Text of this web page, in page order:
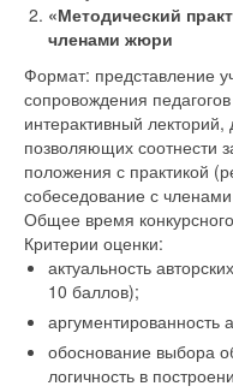
«Методический
членами жюри
Формат: представление
сопровождения
интерактивный
позволяющих соотнести
положения с практикой
собеседование с
Общее время
Критерии оценки:
актуальность
10 баллов);
аргументированность
обоснование выбора
логичность в